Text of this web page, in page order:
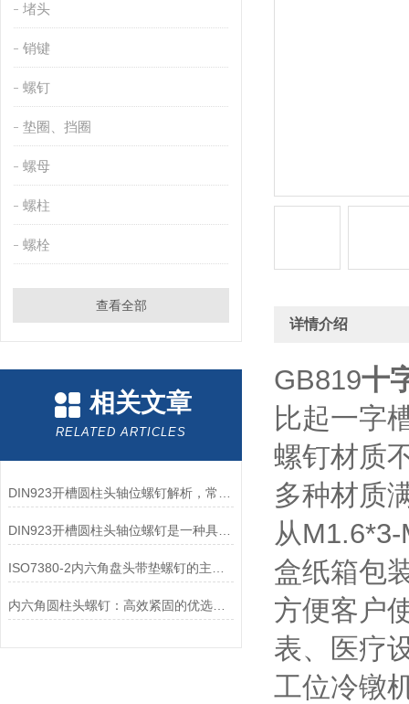
堵头
销键
螺钉
垫圈、挡圈
螺母
螺柱
螺栓
查看全部
相关文章
RELATED ARTICLES
DIN923开槽圆柱头轴位螺钉是一种具有圆柱形头部的螺钉
内六角圆柱头螺钉：高效紧固的优选螺钉
详情介绍
GB819十
比起一字
螺钉材质
多种材质
从
盒纸箱包
方便客户
表、医疗
工位冷镦